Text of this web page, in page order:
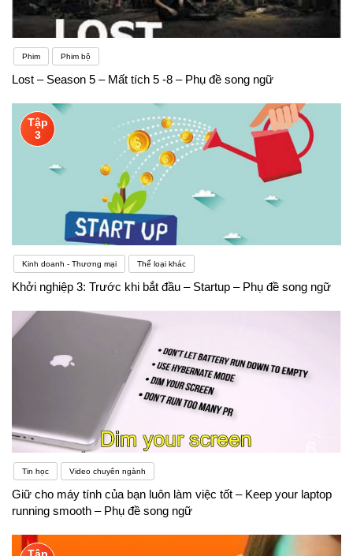
Phim Phim bộ
Lost – Season 5 – Mất tích 5 -8 – Phụ đề song ngữ
Tập
3
Kinh doanh - Thương mại Thể loại khác
Khởi nghiệp 3: Trước khi bắt đầu – Startup – Phụ đề song ngữ
Tin học Video chuyên ngành
Giữ cho máy tính của bạn luôn làm việc tốt – Keep your laptop
running smooth – Phụ đề song ngữ
Tập